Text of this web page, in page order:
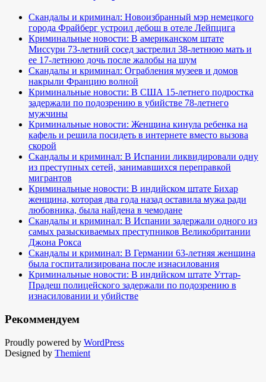
Скандалы и криминал: Новоизбранный мэр немецкого
города Фрайберг устроил дебош в отеле Лейпцига
Криминальные новости: В американском штате
Миссури 73-летний сосед застрелил 38-летнюю мать и
ее 17-летнюю дочь после жалобы на шум
Скандалы и криминал: Ограбления музеев и домов
накрыли Францию волной
Криминальные новости: В США 15-летнего подростка
задержали по подозрению в убийстве 78-летнего
мужчины
Криминальные новости: Женщина кинула ребенка на
кафель и решила посидеть в интернете вместо вызова
скорой
Скандалы и криминал: В Испании ликвидировали одну
из преступных сетей, занимавшихся переправкой
мигрантов
Криминальные новости: В индийском штате Бихар
женщина, которая два года назад оставила мужа ради
любовника, была найдена в чемодане
Скандалы и криминал: В Испании задержали одного из
самых разыскиваемых преступников Великобритании
Джона Рокса
Скандалы и криминал: В Германии 63-летняя женщина
была госпитализирована после изнасилования
Криминальные новости: В индийском штате Уттар-
Прадеш полицейского задержали по подозрению в
изнасиловании и убийстве
Рекоммендуем
Proudly powered by WordPress
Designed by Themient